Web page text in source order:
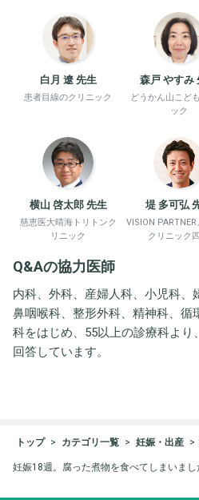
白月 遼 先生
患者目線のクリニック
森戸 やすみ
どうかん山こど
ック
横山 啓太郎 先生
慈恵医大晴海トリトンク
リニック
堤 多可弘
VISION
クリニック
Q&Aの協力医師
内科、外科、産婦人科、小児科、
鼻咽喉科、整形外科、精神科、循
科をはじめ、55以上の診療科より
回答しています。
トップ カテゴリ一覧 妊娠・出産
妊娠18週。腐った煮物を食べてしまいまし